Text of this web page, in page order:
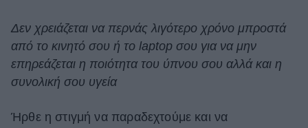
Living
Deco
Cooking
Δεν χρειάζεται να περνάς λιγότερο χρόνο μπροστά
από το κινητό σου ή το laptop σου για να μην
επηρεάζεται η ποιότητα του ύπνου σου αλλά και η
συνολική σου υγεία
Ήρθε η στιγμή να παραδεχτούμε και να